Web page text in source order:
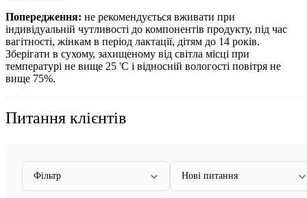
Попередження: не рекомендується вживати при
індивідуальній чутливості до компонентів продукту, під час
вагітності, жінкам в період лактації, дітям до 14 років.
Зберігати в сухому, захищеному від світла місці при
температурі не вище 25 'С і відносній вологості повітря не
вище 75%.
Питання клієнтів
Фільтр Нові питання